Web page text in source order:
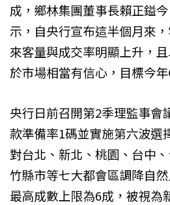
成，鄉林集團董事長賴正鎰
示，自央行宣布這半個月來
來客量與成交率明顯上升，
於市場相當有信心，目標今年
央行日前召開第2季理監事會
款準備率1碼並實施第六波選
對台北、新北、桃園、台中
竹縣市等七大都會區調降自
最高成數上限為6成，被視為